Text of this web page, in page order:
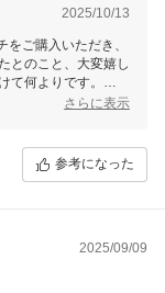
2025/10/13
ご購入いただき、
とのこと、大変嬉し
て何よりです。
さらに表示
参考になった
2025/09/09